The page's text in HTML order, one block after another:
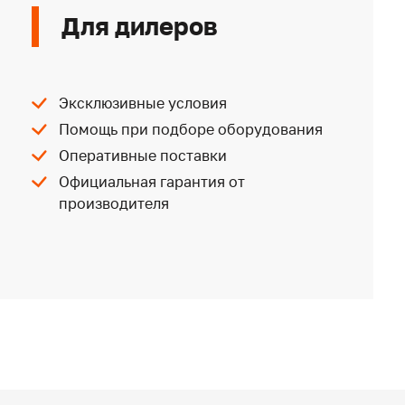
Для дилеров
Эксклюзивные условия
Помощь при подборе оборудования
Оперативные поставки
Официальная гарантия от
производителя